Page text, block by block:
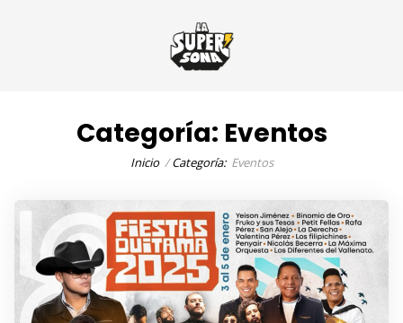
Categoría: Eventos
Inicio Categoría: Eventos